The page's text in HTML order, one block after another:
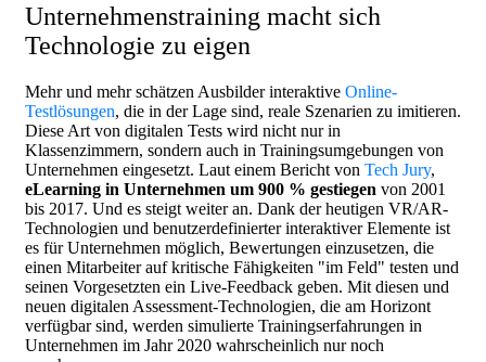
Unternehmenstraining macht sich
Technologie zu eigen
Mehr und mehr schätzen Ausbilder interaktive Online-
Testlösungen, die in der Lage sind, reale Szenarien zu imitieren.
Diese Art von digitalen Tests wird nicht nur in
Klassenzimmern, sondern auch in Trainingsumgebungen von
Unternehmen eingesetzt. Laut einem Bericht von Tech Jury,
eLearning in Unternehmen um 900 % gestiegen von 2001
bis 2017. Und es steigt weiter an. Dank der heutigen VR/AR-
Technologien und benutzerdefinierter interaktiver Elemente ist
es für Unternehmen möglich, Bewertungen einzusetzen, die
einen Mitarbeiter auf kritische Fähigkeiten "im Feld" testen und
seinen Vorgesetzten ein Live-Feedback geben. Mit diesen und
neuen digitalen Assessment-Technologien, die am Horizont
verfügbar sind, werden simulierte Trainingserfahrungen in
Unternehmen im Jahr 2020 wahrscheinlich nur noch